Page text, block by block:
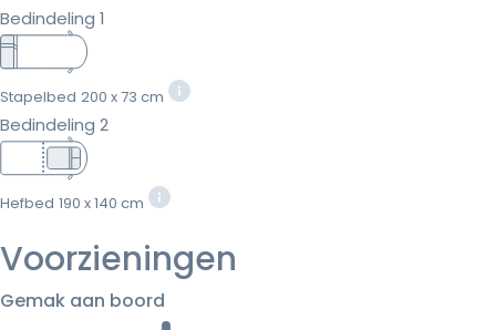
Bedindeling 1
Stapelbed 200 x 73 cm
Bedindeling 2
Hefbed 190 x 140 cm
Voorzieningen
Gemak aan boord